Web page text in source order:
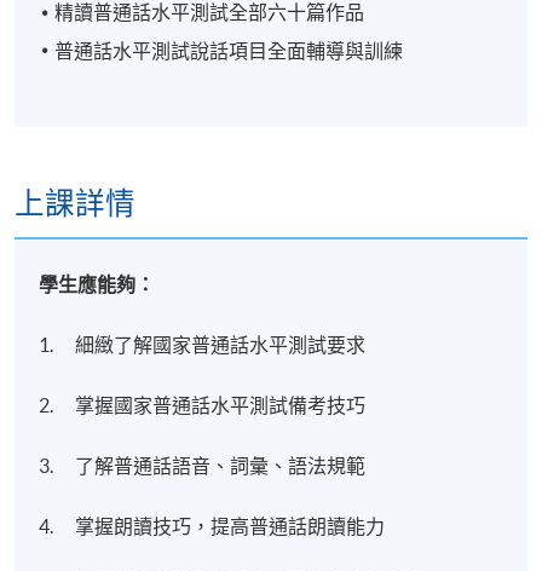
精讀普通話水平測試全部六十篇作品
普通話水平測試說話項目全面輔導與訓練
上課詳情
學生應能夠：
1. 細緻了解國家普通話水平測試要求
2. 掌握國家普通話水平測試備考技巧
3. 了解普通話語音、詞彙、語法規範
4. 掌握朗讀技巧，提高普通話朗讀能力